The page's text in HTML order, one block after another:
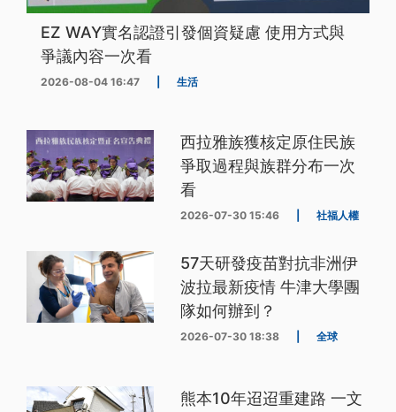
EZ WAY實名認證引發個資疑慮 使用方式與
爭議內容一次看
2026-08-04 16:47 生活
西拉雅族獲核定原住民族
爭取過程與族群分布一次
看
2026-07-30 15:46 社福人權
57天研發疫苗對抗非洲伊
波拉最新疫情 牛津大學團
隊如何辦到？
2026-07-30 18:38 全球
熊本10年迢迢重建路 一文